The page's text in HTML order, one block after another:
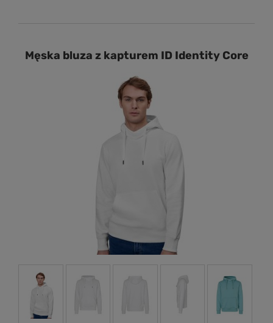
Męska bluza z kapturem ID Identity Core